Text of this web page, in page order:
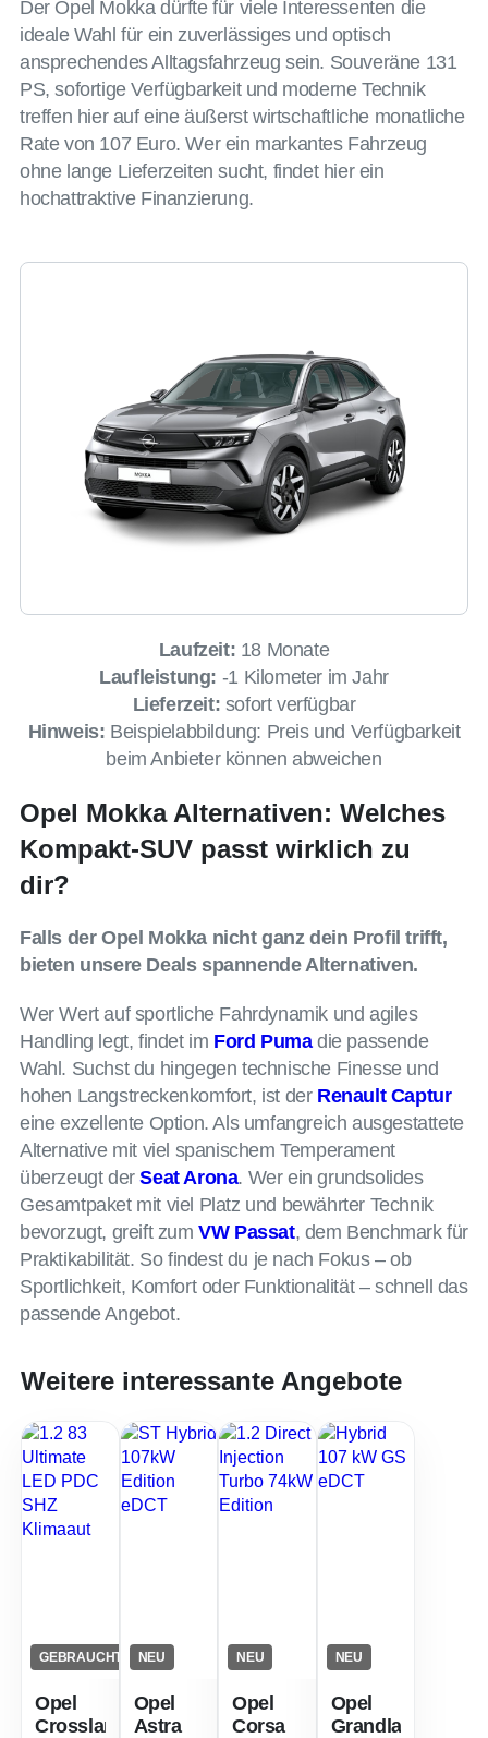
Der Opel Mokka dürfte für viele Interessenten die
ideale Wahl für ein zuverlässiges und optisch
ansprechendes Alltagsfahrzeug sein. Souveräne 131
PS, sofortige Verfügbarkeit und moderne Technik
treffen hier auf eine äußerst wirtschaftliche monatliche
Rate von 107 Euro. Wer ein markantes Fahrzeug
ohne lange Lieferzeiten sucht, findet hier ein
hochattraktive Finanzierung.
Laufzeit: 18 Monate
Laufleistung: -1 Kilometer im Jahr
Lieferzeit: sofort verfügbar
Hinweis: Beispielabbildung: Preis und Verfügbarkeit
beim Anbieter können abweichen
Opel Mokka Alternativen: Welches
Kompakt-SUV passt wirklich zu
dir?
Falls der Opel Mokka nicht ganz dein Profil trifft,
bieten unsere Deals spannende Alternativen.
Wer Wert auf sportliche Fahrdynamik und agiles
Handling legt, findet im Ford Pumadie passende
Wahl. Suchst du hingegen technische Finesse und
hohen Langstreckenkomfort, ist der Renault Captur
eine exzellente Option. Als umfangreich ausgestattete
Alternative mit viel spanischem Temperament
überzeugt derSeat Arona. Wer ein grundsolides
Gesamtpaket mit viel Platz und bewährter Technik
bevorzugt, greift zumVW Passat, dem Benchmark für
Praktikabilität. So findest du je nach Fokus – ob
Sportlichkeit, Komfort oder Funktionalität – schnell das
passende Angebot.
Weitere interessante Angebote
GEBRAUCHT
Opel
Crossland
NEU
Opel
Astra
NEU
Opel
Corsa
NEU
Opel
Grandland